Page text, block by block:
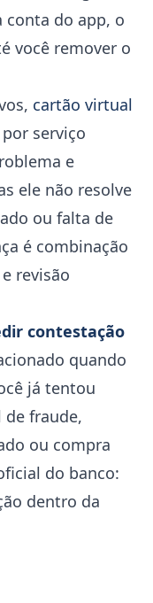
conta do app, o
você remover o
cartão virtual
serviço
e
ele não resolve
ou falta de
é combinação
revisão
contestação
quando
já tentou
de fraude,
ou compra
do banco:
dentro da